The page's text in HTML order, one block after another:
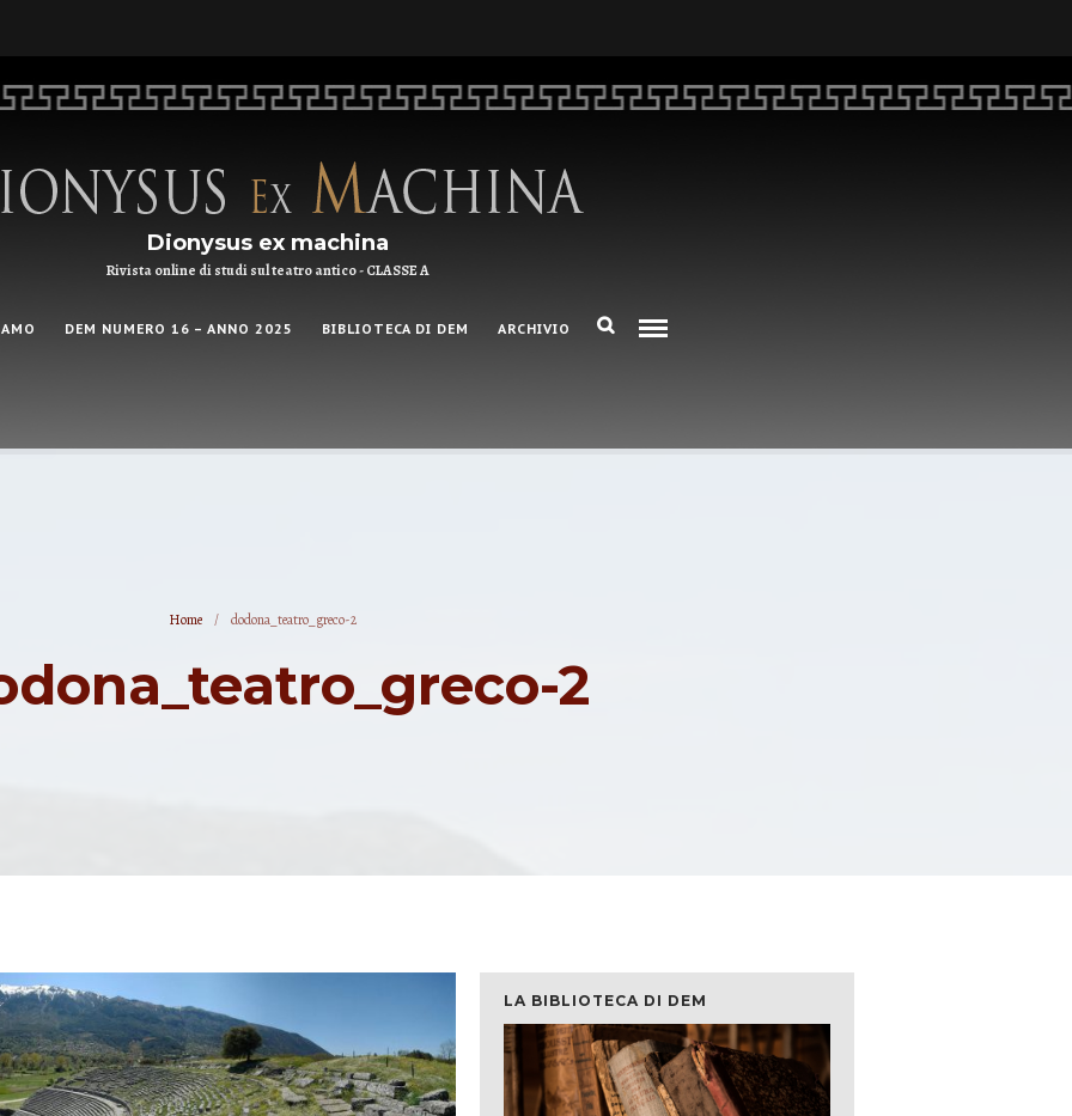
Dionysus ex machina
Rivista online di studi sul teatro antico - CLASSE A
DEM NUMERO 16 – ANNO 2025 BIBLIOTECA DI DEM ARCHIVIO
Home / dodona_teatro_greco-2
2
LA BIBLIOTECA DI DEM